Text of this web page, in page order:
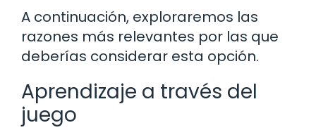
A continuación, exploraremos las
razones más relevantes por las que
deberías considerar esta opción.
Aprendizaje a través del
juego